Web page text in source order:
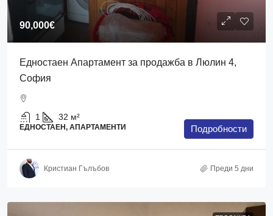
90,000€
Едностаен Апартамент за продажба в Люлин 4,
София
1 32 м²
ЕДНОСТАЕН, АПАРТАМЕНТИ Подробности
Кристиан Гълъбов Преди 5 дни